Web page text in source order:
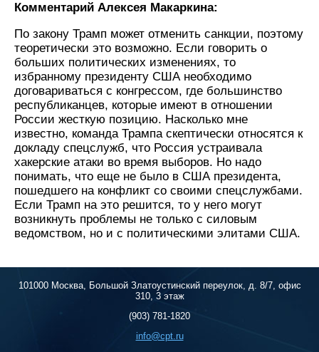
Комментарий Алексея Макаркина:
По закону Трамп может отменить санкции, поэтому
теоретически это возможно. Если говорить о
больших политических изменениях, то
избранному президенту США необходимо
договариваться с конгрессом, где большинство
республиканцев, которые имеют в отношении
России жесткую позицию. Насколько мне
известно, команда Трампа скептически относятся к
докладу спецслужб, что Россия устраивала
хакерские атаки во время выборов. Но надо
понимать, что еще не было в США президента,
пошедшего на конфликт со своими спецслужбами.
Если Трамп на это решится, то у него могут
возникнуть проблемы не только с силовым
ведомством, но и с политическими элитами США.
101000 Москва, Большой Златоустинский переулок, д. 8/7, офис
310, 3 этаж
(903) 781-1820
info@cpt.ru